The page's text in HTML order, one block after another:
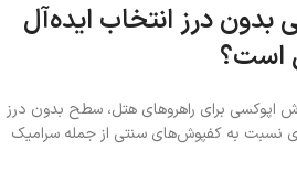
درز انتخاب ایده‌آل
است؟
اپوکسی برای راهروهای هتل، سطح بدون درز
نسبت به کفپوش‌های سنتی از جمله سرامیک